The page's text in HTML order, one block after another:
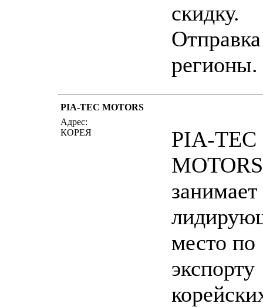
скидку.
регионы.
PIA-TEC MOTORS
Адрес:
КОРЕЯ
PIA-TEC
занимает
место по
экспорту